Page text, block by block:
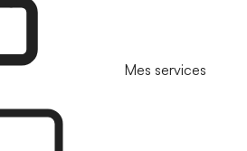
Mes services